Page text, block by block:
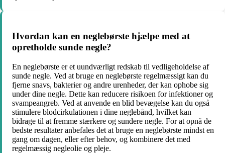
Hvordan kan en neglebørste hjælpe med at
opretholde sunde negle?
En neglebørste er et uundværligt redskab til vedligeholdelse af
sunde negle. Ved at bruge en neglebørste regelmæssigt kan du
fjerne snavs, bakterier og andre urenheder, der kan ophobe sig
under dine negle. Dette kan reducere risikoen for infektioner og
svampeangreb. Ved at anvende en blid bevægelse kan du også
stimulere blodcirkulationen i dine neglebånd, hvilket kan
bidrage til at fremme stærkere og sundere negle. For at opnå de
bedste resultater anbefales det at bruge en neglebørste mindst en
gang om dagen, eller efter behov, og kombinere det med
regelmæssig negleolie og pleje.